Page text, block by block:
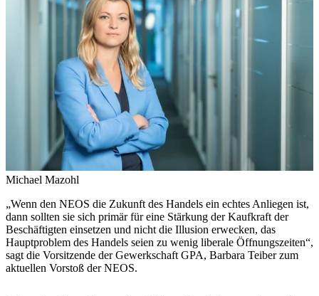
Michael Mazohl
„Wenn den NEOS die Zukunft des Handels ein echtes Anliegen ist,
dann sollten sie sich primär für eine Stärkung der Kaufkraft der
Beschäftigten einsetzen und nicht die Illusion erwecken, das
Hauptproblem des Handels seien zu wenig liberale Öffnungszeiten“,
sagt die Vorsitzende der Gewerkschaft GPA, Barbara Teiber zum
aktuellen Vorstoß der NEOS.